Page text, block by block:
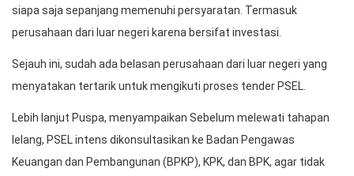
siapa saja sepanjang memenuhi persyaratan. Termasuk
perusahaan dari luar negeri karena bersifat investasi.
Sejauh ini, sudah ada belasan perusahaan dari luar negeri yang
menyatakan tertarik untuk mengikuti proses tender PSEL.
Lebih lanjut Puspa, menyampaikan Sebelum melewati tahapan
lelang, PSEL intens dikonsultasikan ke Badan Pengawas
Keuangan dan Pembangunan (BPKP), KPK, dan BPK, agar tidak